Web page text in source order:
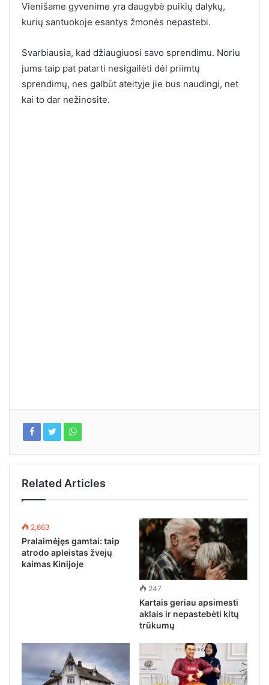
Vienišame gyvenime yra daugybė puikių dalykų,
kurių santuokoje esantys žmonės nepastebi.
Svarbiausia, kad džiaugiuosi savo sprendimu. Noriu
jums taip pat patarti nesigailėti dėl priimtų
sprendimų, nes galbūt ateityje jie bus naudingi, net
kai to dar nežinosite.
Related Articles
2,663
Pralaimėjęs gamtai: taip
atrodo apleistas žvejų
kaimas Kinijoje
247
Kartais geriau apsimesti
aklais ir nepastebėti kitų
trūkumų